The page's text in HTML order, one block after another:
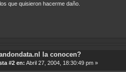
que quisieron hacerme daño.
la conocen?
#2 en: Abril 27, 2004, 18:30:49 pm »